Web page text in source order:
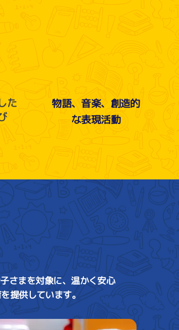
た
物語、音楽、創造的
な表現活動
さまを対象に、温かく安心
提供しています。